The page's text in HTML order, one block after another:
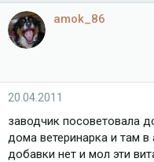
amok_86
20.04.2011
заводчик посоветовала
дома ветеринарка и там в
добавки нет и мол эти